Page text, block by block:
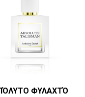
ΦΥΛΑΧΤΌ